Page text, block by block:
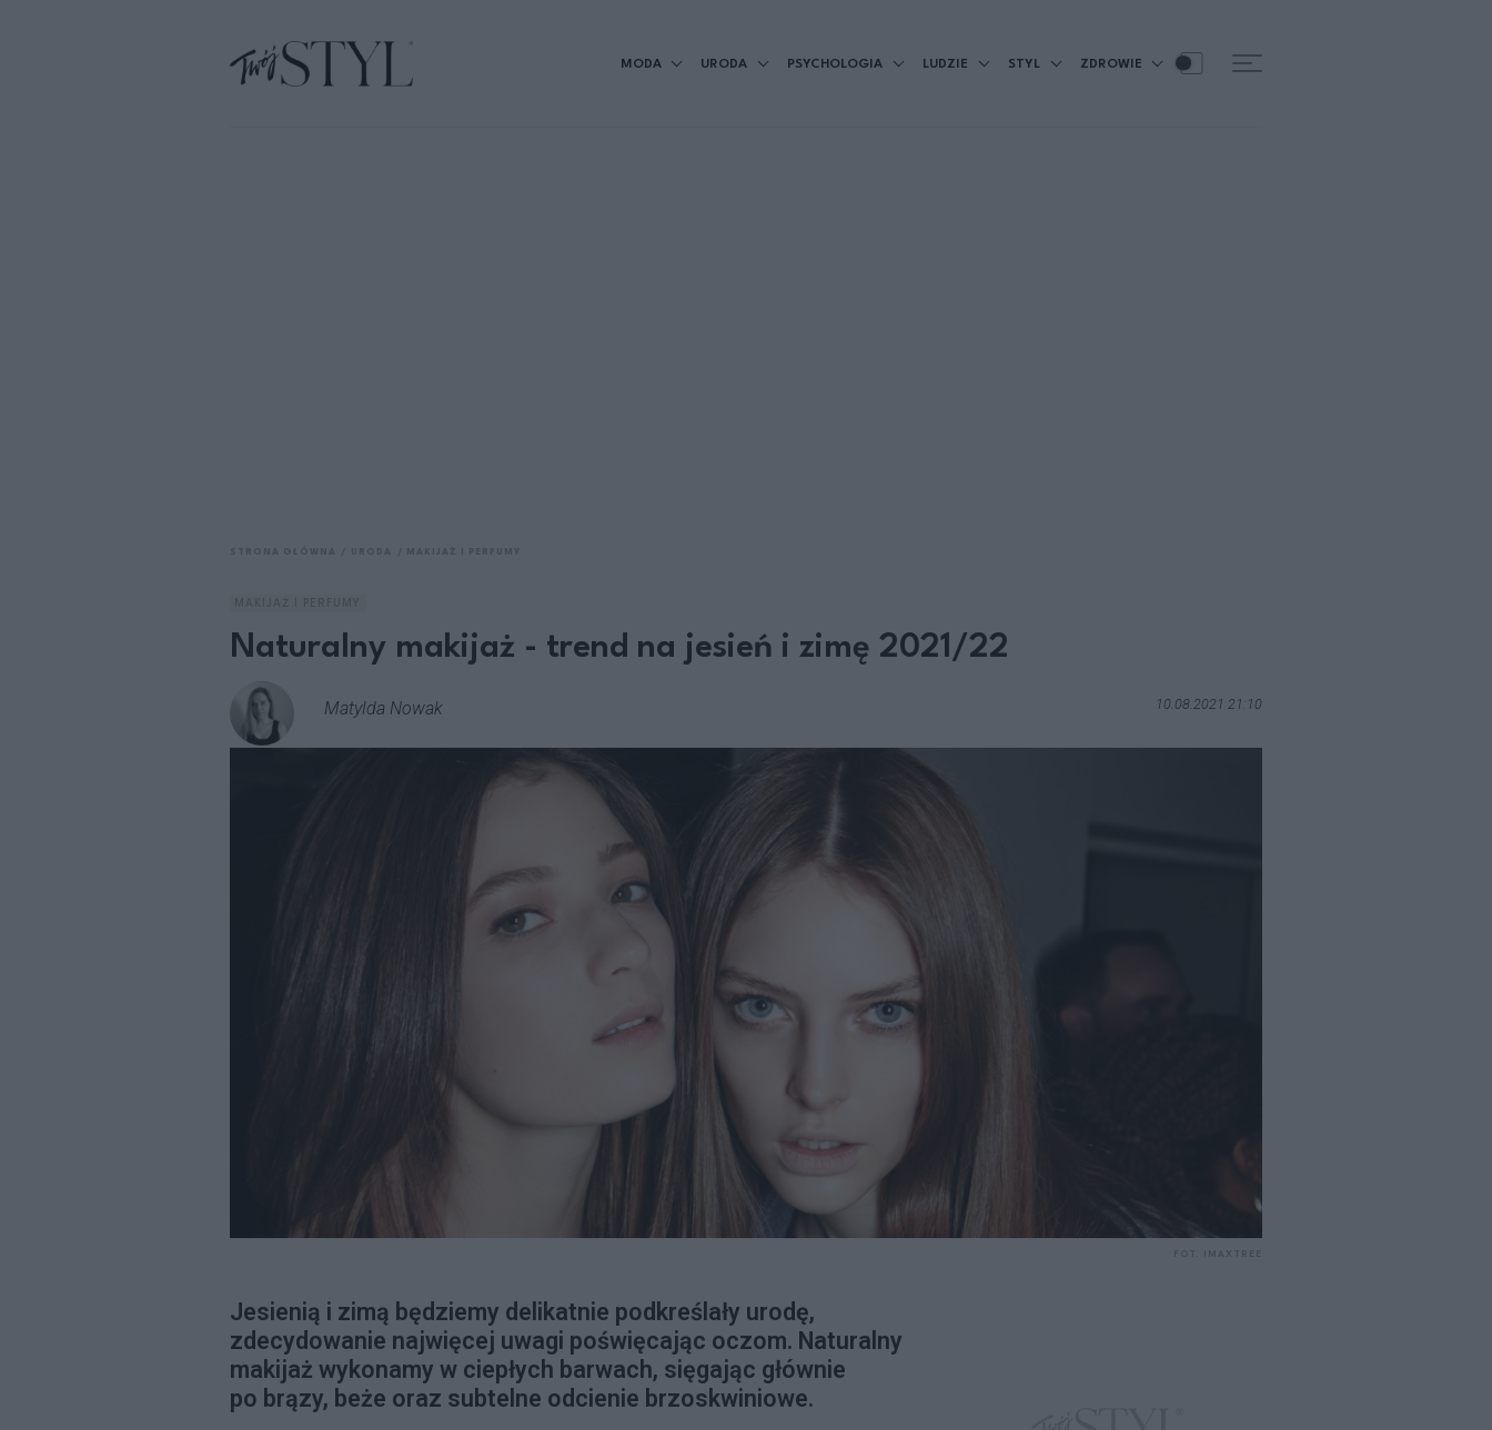
MODA URODA PSYCHOLOGIA LUDZIE STYL ZDROWIE
Naturalny makijaż - trend na jesień i zimę 2021/22
Matylda Nowak 10.08.2021 21:10
Jesienią i zimą będziemy delikatnie podkreślały urodę,
zdecydowanie najwięcej uwagi poświęcając oczom. Naturalny
makijaż wykonamy w ciepłych barwach, sięgając głównie
po brązy, beże oraz subtelne odcienie brzoskwiniowe.